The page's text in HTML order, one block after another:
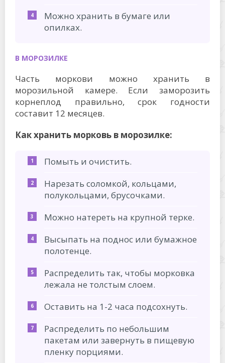
Можно хранить в бумаге или
опилках.
В МОРОЗИЛКЕ
Часть моркови можно хранить в
морозильной камере. Если заморозить
корнеплод правильно, срок годности
составит 12 месяцев.
Как хранить морковь в морозилке:
Помыть и очистить.
Нарезать соломкой, кольцами,
полукольцами, брусочками.
Можно натереть на крупной терке.
Высыпать на поднос или бумажное
полотенце.
Распределить так, чтобы морковка
лежала не толстым слоем.
Оставить на 1-2 часа подсохнуть.
Распределить по небольшим
пакетам или завернуть в пищевую
пленку порциями.